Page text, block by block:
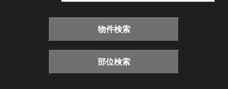
物件検索
部位検索